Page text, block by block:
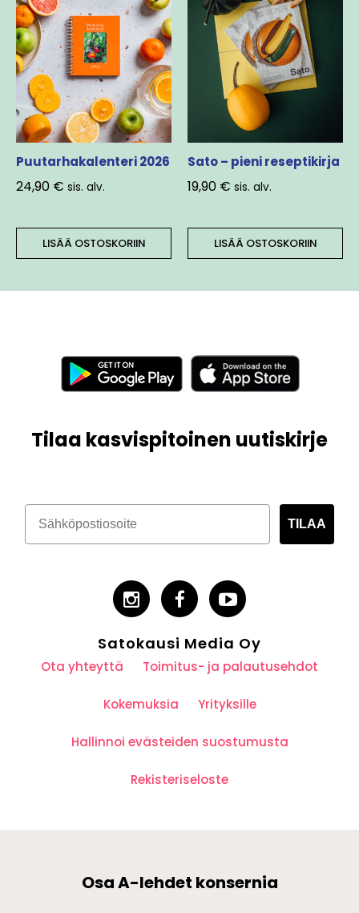
Puutarhakalenteri 2026
24,90 € sis. alv.
LISÄÄ OSTOSKORIIN
Sato – pieni reseptikirja
19,90 € sis. alv.
LISÄÄ OSTOSKORIIN
Tilaa kasvispitoinen uutiskirje
TILAA
Satokausi Media Oy
Ota yhteyttä Toimitus- ja palautusehdot
Kokemuksia Yrityksille
Hallinnoi evästeiden suostumusta
Rekisteriseloste
Osa A-lehdet konsernia